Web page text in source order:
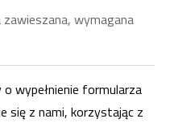
wymagana
wypełnienie formularza
się z nami, korzystając z